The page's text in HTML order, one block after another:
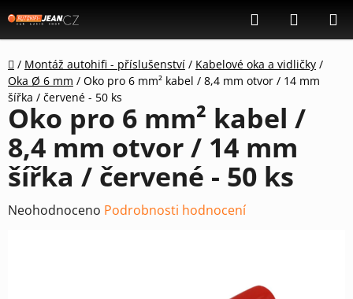
na
obsah
Hledat
KOŠÍK
Domů
/ Montáž autohifi - příslušenství / Kabelové oka a vidličky /
Oka Ø 6 mm / Oko pro 6 mm² kabel / 8,4 mm otvor / 14 mm
šířka / červené - 50 ks
Oko pro 6 mm² kabel /
8,4 mm otvor / 14 mm
šířka / červené - 50 ks
Průměrné
Neohodnoceno Podrobnosti hodnocení